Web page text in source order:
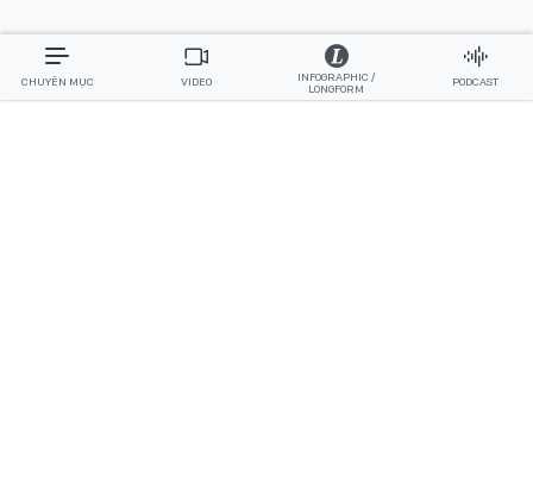
CHUYÊN MỤC VIDEO
INFOGRAPHIC /
LONGFORM
PODCAST